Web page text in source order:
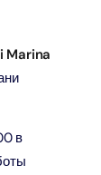
Marina
в